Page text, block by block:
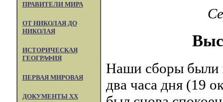
ПРАВИТЕЛИ МИРА
ОТ НИКОЛАЯ ДО
НИКОЛАЯ
ИСТОРИЧЕСКАЯ
ГЕОГРАФИЯ
ПЕРВАЯ МИРОВАЯ
ДОКУМЕНТЫ XX
Наши сборы были
два часа дня (19